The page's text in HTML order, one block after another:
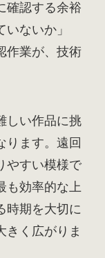
確認する余裕
ないか」
作業が、技術
しい作品に挑
ります。遠回
やすい模様で
も効率的な上
時期を大切に
きく広がりま